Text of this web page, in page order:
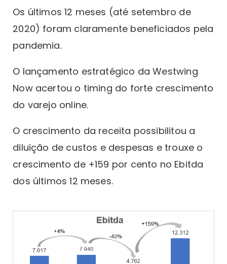
Os últimos 12 meses (até setembro de
2020) foram claramente beneficiados pela
pandemia.
O lançamento estratégico da Westwing
Now acertou o timing do forte crescimento
do varejo online.
O crescimento da receita possibilitou a
diluição de custos e despesas e trouxe o
crescimento de +159 por cento no Ebitda
dos últimos 12 meses.